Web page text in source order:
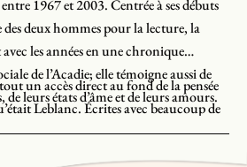
1967 et 2003. Centrée à ses débuts
deux hommes pour la lecture, la
les années en une chronique
de l’Acadie; elle témoigne aussi de
de leurs états d’âme et de leurs amours.
un accès direct au fond de la pensée
Leblanc. Écrites avec beaucoup de
tranchante, on y découvre une volonté